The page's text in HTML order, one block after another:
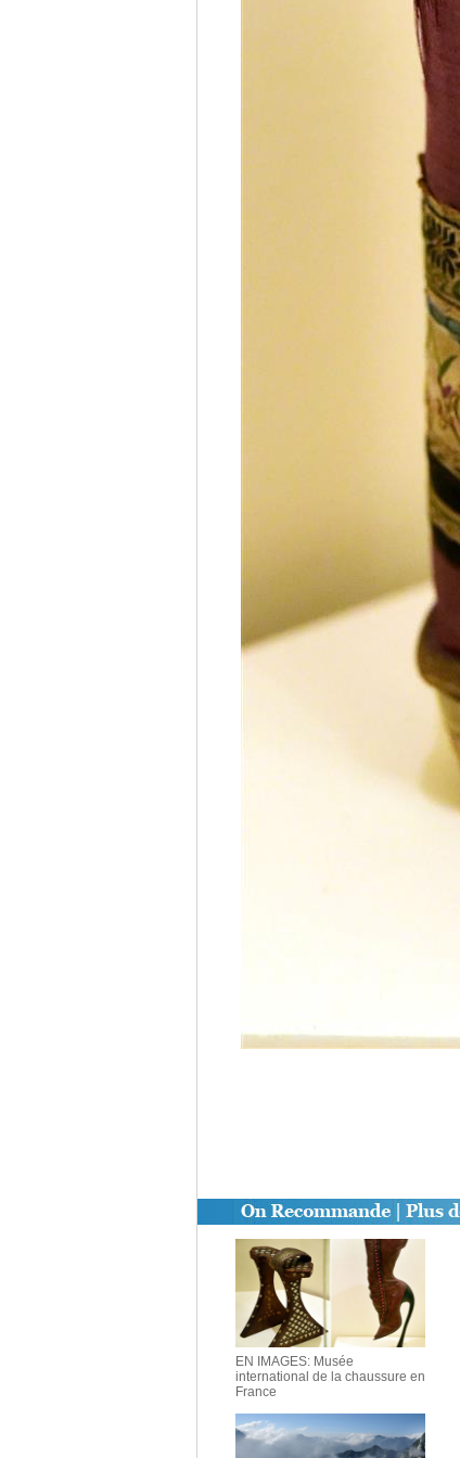
EN IMAGES: Musée
international de la chaussure en
France